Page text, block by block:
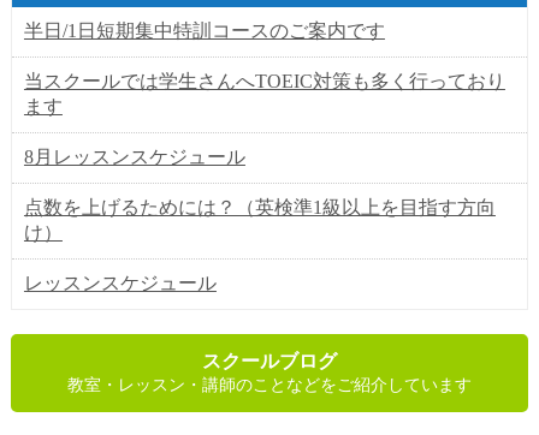
半日/1日短期集中特訓コースのご案内です
当スクールでは学生さんへTOEIC対策も多く行っており
ます
8月レッスンスケジュール
点数を上げるためには？（英検準1級以上を目指す方向
け）
レッスンスケジュール
スクールブログ
教室・レッスン・講師のことなどをご紹介しています